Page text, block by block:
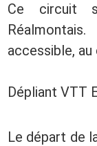
Ce circuit
accessible,
Dépliant VTT
Le départ de